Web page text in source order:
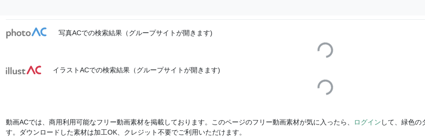
写真ACでの検索結果（グループサイトが開きます)
Loading...
イラストACでの検索結果（グループサイトが開きます)
Loading...
動画ACでは、商用利用可能なフリー動画素材を掲載しております。このページのフリー動画素材が気に入ったら、 ログイン して、緑色の
す。ダウンロードした素材は加工OK、クレジット不要でご利用いただけます。